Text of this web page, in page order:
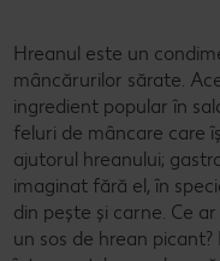
Hreanul este un
mâncărurilor sărate.
ingredient popular în
feluri de mâncare care
ajutorul hreanului;
imaginat fără el, în
din pește și carne. Ce
un sos de hrean